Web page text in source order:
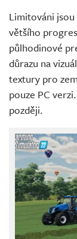
Limitováni
většího
půlhodinové
důrazu na
textury pro
pouze PC
později.